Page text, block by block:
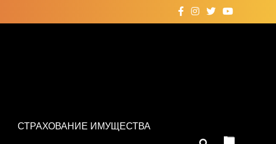
СТРАХОВАНИЕ ИМУЩЕСТВА